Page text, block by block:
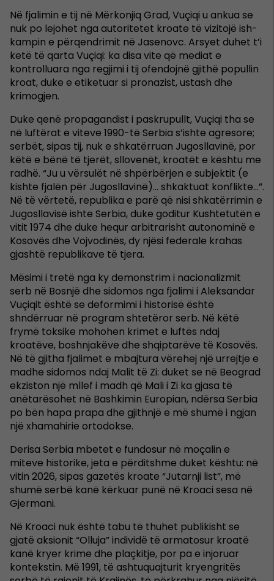
Në fjalimin e tij në Mërkonjiq Grad, Vuçiqi u ankua se
nuk po lejohet nga autoritetet kroate të vizitojë ish-
kampin e përqendrimit në Jasenovc. Arsyet duhet t’i
ketë të qarta Vuçiqi: ka disa vite që mediat e
kontrolluara nga regjimi i tij ofendojnë gjithë popullin
kroat, duke e etiketuar si pronazist, ustash dhe
krimogjen.
Duke qenë propagandist i paskrupullt, Vuçiqi tha se
në luftërat e viteve 1990-të Serbia s’ishte agresore;
serbët, sipas tij, nuk e shkatërruan Jugosllavinë, por
këtë e bënë të tjerët, sllovenët, kroatët e kështu me
radhë. “Ju u vërsulët në shpërbërjen e subjektit (e
kishte fjalën për Jugosllavinë)… shkaktuat konflikte…”.
Në të vërtetë, republika e parë që nisi shkatërrimin e
Jugosllavisë ishte Serbia, duke goditur Kushtetutën e
vitit 1974 dhe duke hequr arbitrarisht autonominë e
Kosovës dhe Vojvodinës, dy njësi federale krahas
gjashtë republikave të tjera.
Mësimi i tretë nga ky demonstrim i nacionalizmit
serb në Bosnjë dhe sidomos nga fjalimi i Aleksandar
Vuçiqit është se deformimi i historisë është
shndërruar në program shtetëror serb. Në këtë
frymë toksike mohohen krimet e luftës ndaj
kroatëve, boshnjakëve dhe shqiptarëve të Kosovës.
Në të gjitha fjalimet e mbajtura vërehej një urrejtje e
madhe sidomos ndaj Malit të Zi: duket se në Beograd
ekziston një mllef i madh që Mali i Zi ka gjasa të
anëtarësohet në Bashkimin Europian, ndërsa Serbia
po bën hapa prapa dhe gjithnjë e më shumë i ngjan
një xhamahirie ortodokse.
Derisa Serbia mbetet e fundosur në moçalin e
miteve historike, jeta e përditshme duket kështu: në
vitin 2026, sipas gazetës kroate “Jutarnji list”, më
shumë serbë kanë kërkuar punë në Kroaci sesa në
Gjermani.
Në Kroaci nuk është tabu të thuhet publikisht se
gjatë aksionit “Olluja” individë të armatosur kroatë
kanë kryer krime dhe plaçkitje, por pa e injoruar
kontekstin. Më 1991, të ashtuquajturit kryengritës